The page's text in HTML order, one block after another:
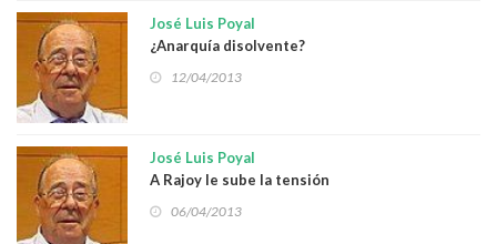
José Luis Poyal
¿Anarquía disolvente?
12/04/2013
José Luis Poyal
A Rajoy le sube la tensión
06/04/2013